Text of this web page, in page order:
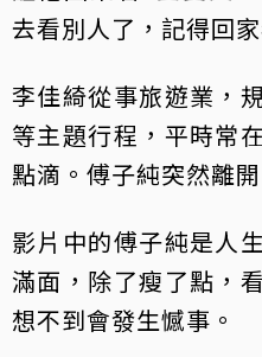
去看別人了，記得回
李佳綺從事旅遊業，
等主題行程，平時常
點滴。傅子純突然離
影片中的傅子純是人
滿面，除了瘦了點，
想不到會發生憾事。